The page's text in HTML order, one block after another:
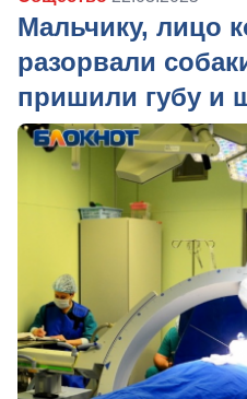
Мальчику, лицо
разорвали
пришили губу и